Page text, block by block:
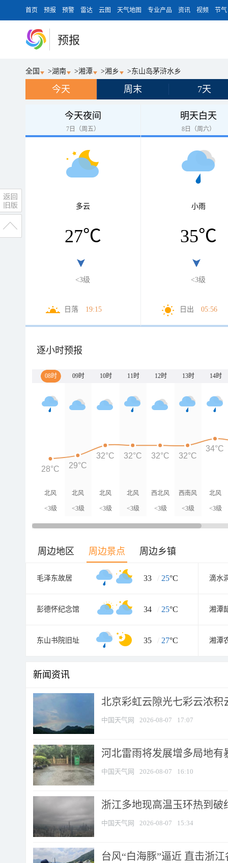
首页 预报 预警 雷达 云图 天气地图 专业产品 资讯 视频 节气
预报
全国 >湖南 >湘潭 >湘乡 >东山岛茅浒水乡
今天 周末 7天
今天夜间
7日（周五）
多云
27℃
<3级
日落 19:15
明天白天
8日（周六）
小雨
35℃
<3级
日出 05:56
逐小时预报
08时 09时 10时 11时 12时 13时 14时
北风
<3级
北风
<3级
北风
<3级
北风
<3级
西北风
<3级
西南风
<3级
北风
<3级
28°C 29°C
32°C 32°C 32°C 32°C
34°C
周边地区 周边景点 周边乡镇
毛泽东故居 33 / 25°C 滴水
彭德怀纪念馆 34 / 25°C 湘潭
东山书院旧址 35 / 27°C 湘潭
新闻资讯
北京彩虹云隙光七彩云浓积
中国天气网 2026-08-07 17:07
河北雷雨将发展增多局地有
中国天气网 2026-08-07 16:10
浙江多地现高温玉环热到破
中国天气网 2026-08-07 15:34
台风“白海豚”逼近 直击浙